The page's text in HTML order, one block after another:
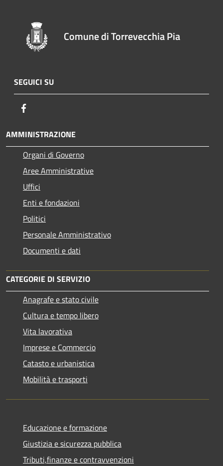
Comune di Torrevecchia Pia
SEGUICI SU
AMMINISTRAZIONE
Organi di Governo
Aree Amministrative
Uffici
Enti e fondazioni
Politici
Personale Amministrativo
Documenti e dati
CATEGORIE DI SERVIZIO
Anagrafe e stato civile
Cultura e tempo libero
Vita lavorativa
Imprese e Commercio
Catasto e urbanistica
Mobilità e trasporti
Educazione e formazione
Giustizia e sicurezza pubblica
Tributi,finanze e contravvenzioni